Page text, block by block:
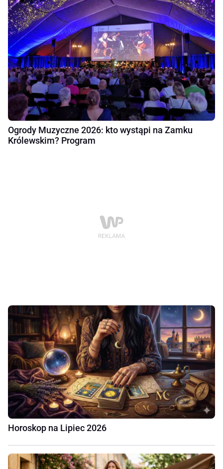
Ogrody Muzyczne 2026: kto wystąpi na Zamku
Królewskim? Program
Horoskop na Lipiec 2026